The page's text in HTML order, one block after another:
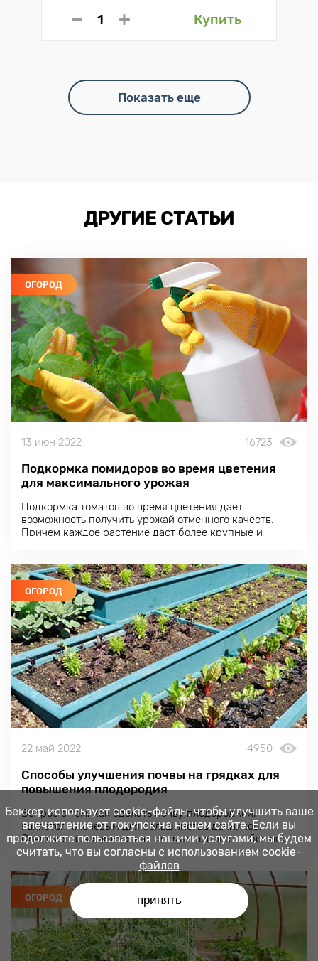
Купить
Показать еще
ДРУГИЕ СТАТЬИ
ОГОРОД
13 июн 2022 16723
Подкормка помидоров во время цветения
для максимального урожая
Подкормка томатов во время цветения дает
возможность получить урожай отменного качеств.
Причем каждое растение даст более крупные и
ОГОРОД
22 май 2022 4950
Способы улучшения почвы на грядках для
повышения плодородия
Вопрос о том, как сделать почву плодородной,
является ключевым для большинства дачников.
Современная химическая промышленность обещает
существенное улучшение свойств почвы при
относительно скромных затрата
ОГОРОД
Беккер использует cookie-файлы, чтобы улучшить ваше
впечатление от покупок на нашем сайте. Если вы
продолжите пользоваться нашими услугами, мы будем
считать, что вы согласны с использованием cookie-
файлов
принять